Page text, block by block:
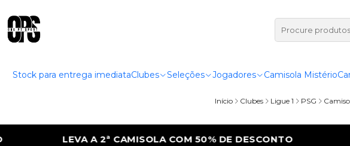
Stock para entrega imediataClubes Seleções Jogadores Camisola Mistério
Início Clubes Ligue 1 PSG
50% DE DESCONTO LEVA A 2ª CAMISOLA COM 50%